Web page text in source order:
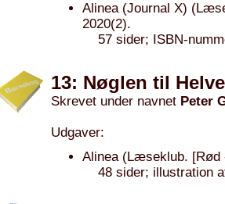
Alinea (Journal X)
2020(2).
57 sider; ISBN-
13: Nøglen til
Skrevet under navnet Peter
Udgaver:
Alinea (Læseklub.
48 sider; illustration